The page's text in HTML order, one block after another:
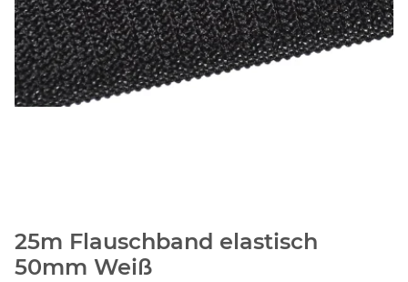
25m Flauschband elastisch
50mm Weiß